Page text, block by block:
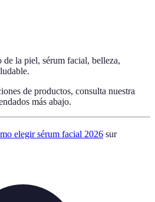
la piel, sérum facial, belleza,
de productos, consulta nuestra
más abajo.
elegir sérum facial 2026 sur